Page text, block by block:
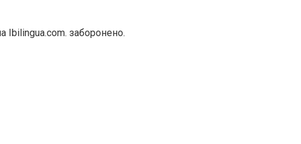
Ibilingua.com. заборонено.